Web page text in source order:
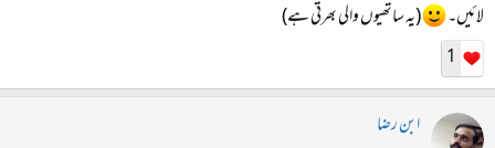
لائیں۔
(یہ ساتھیوں والی بھرتی ہے)
1
ابن رضا